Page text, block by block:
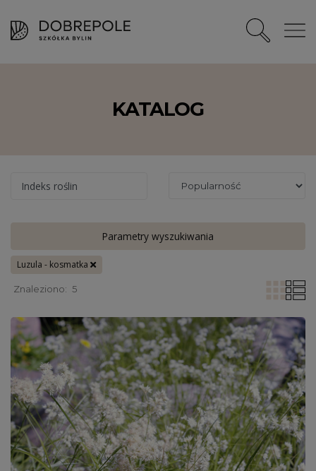
KATALOG
Indeks roślin
Parametry wyszukiwania
Luzula - kosmatka
Znaleziono: 5